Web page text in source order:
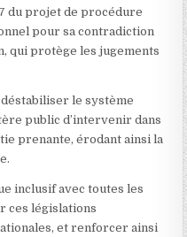
du projet de procédure
pour sa contradiction
qui protège les jugements
le système
public d’intervenir dans
prenante, érodant ainsi la
inclusif avec toutes les
ces législations
et renforcer ainsi